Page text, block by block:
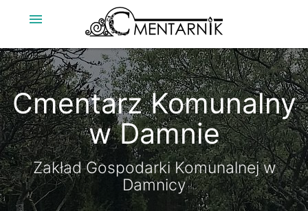
menu
Cmentarz Komunalny
w Damnie
Zakład Gospodarki Komunalnej w
Damnicy
Cmentarz Komunalny
w Damnie
Zakład Gospodarki Komunalnej w
Damnicy